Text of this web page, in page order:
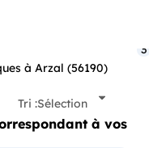
à Arzal (56190)
3
Tri :Sélection
à vos